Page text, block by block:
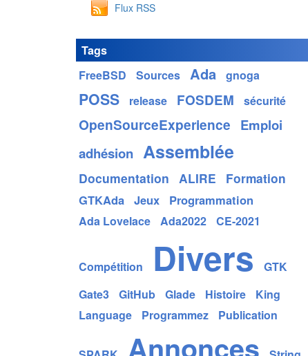
Flux RSS
Tags
FreeBSD
Sources Ada gnoga
POSS release FOSDEM sécurité
OpenSourceExperience Emploi
adhésion Assemblée
Documentation ALIRE Formation
GTKAda Jeux Programmation
Ada Lovelace Ada2022 CE-2021
Compétition Divers
GTK
Gate3
GitHub Glade Histoire
King
Language
Programmez Publication
Annonces